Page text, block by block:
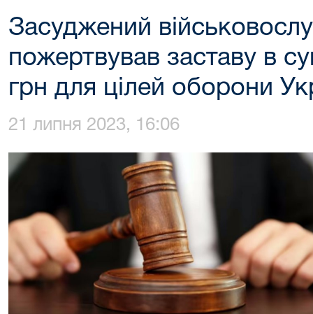
Засуджений
пожертвував заставу в
грн для цілей оборони
21 липня 2023, 16:06